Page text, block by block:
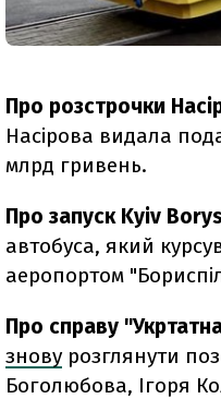
Про розстрочки
Насірова видала
млрд гривень.
Про запуск Kyiv
автобуса, який
аеропортом
Про справу
знову розглянути
Боголюбова, Ігоря